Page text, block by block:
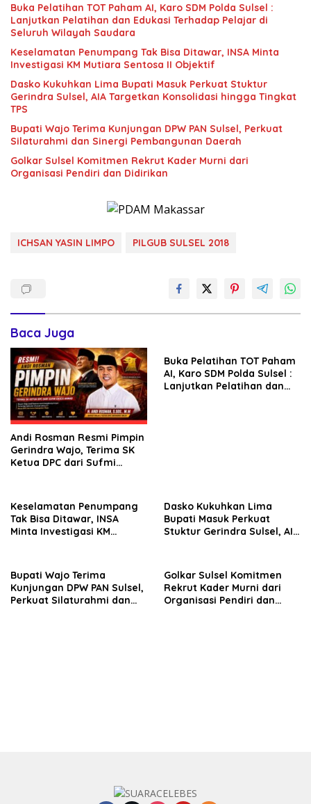
Buka Pelatihan TOT Paham AI, Karo SDM Polda Sulsel :
Lanjutkan Pelatihan dan Edukasi Terhadap Pelajar di
Seluruh Wilayah Saudara
Keselamatan Penumpang Tak Bisa Ditawar, INSA Minta
Investigasi KM Mutiara Sentosa II Objektif
Dasko Kukuhkan Lima Bupati Masuk Perkuat Stuktur
Gerindra Sulsel, AIA Targetkan Konsolidasi hingga Tingkat
TPS
Bupati Wajo Terima Kunjungan DPW PAN Sulsel, Perkuat
Silaturahmi dan Sinergi Pembangunan Daerah
Golkar Sulsel Komitmen Rekrut Kader Murni dari
Organisasi Pendiri dan Didirikan
ICHSAN YASIN LIMPO PILGUB SULSEL 2018
Baca Juga
Andi Rosman Resmi Pimpin
Gerindra Wajo, Terima SK
Ketua DPC dari Sufmi
Buka Pelatihan TOT Paham
AI, Karo SDM Polda Sulsel :
Lanjutkan Pelatihan dan
Keselamatan Penumpang
Tak Bisa Ditawar, INSA
Minta Investigasi KM
Dasko Kukuhkan Lima
Bupati Masuk Perkuat
Stuktur Gerindra Sulsel, AIA
Bupati Wajo Terima
Kunjungan DPW PAN Sulsel,
Perkuat Silaturahmi dan
Golkar Sulsel Komitmen
Rekrut Kader Murni dari
Organisasi Pendiri dan